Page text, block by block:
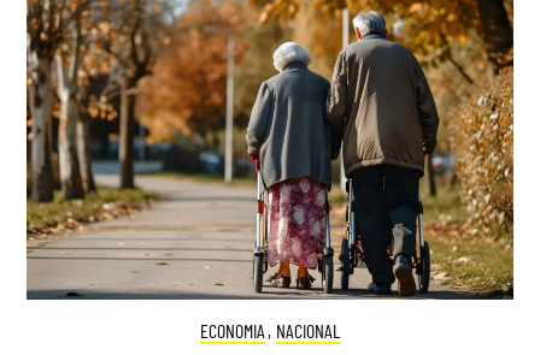
ECONOMIA , NACIONAL